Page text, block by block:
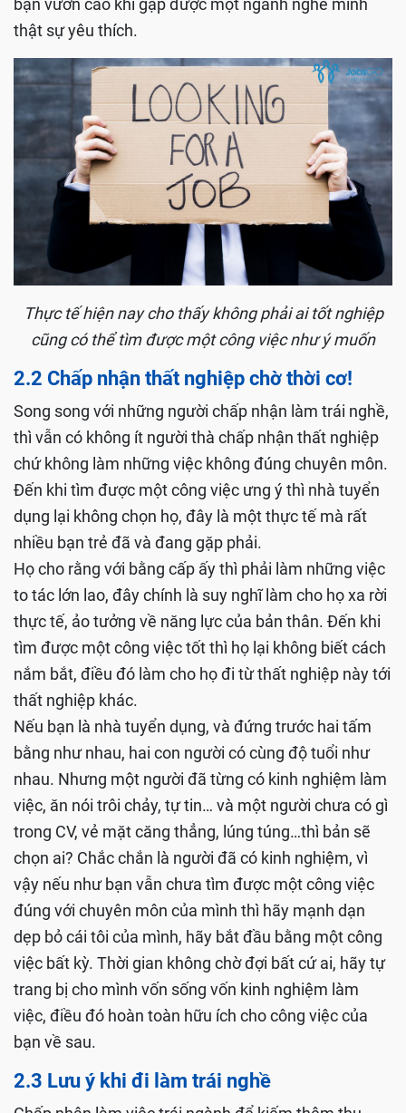
bạn vươn cao khi gặp được một ngành nghề mình
thật sự yêu thích.
Thực tế hiện nay cho thấy không phải ai tốt nghiệp
cũng có thể tìm được một công việc như ý muốn
2.2 Chấp nhận thất nghiệp chờ thời cơ!
Song song với những người chấp nhận làm trái nghề,
thì vẫn có không ít người thà chấp nhận thất nghiệp
chứ không làm những việc không đúng chuyên môn.
Đến khi tìm được một công việc ưng ý thì nhà tuyển
dụng lại không chọn họ, đây là một thực tế mà rất
nhiều bạn trẻ đã và đang gặp phải.
Họ cho rằng với bằng cấp ấy thì phải làm những việc
to tác lớn lao, đây chính là suy nghĩ làm cho họ xa rời
thực tế, ảo tưởng về năng lực của bản thân. Đến khi
tìm được một công việc tốt thì họ lại không biết cách
nắm bắt, điều đó làm cho họ đi từ thất nghiệp này tới
thất nghiệp khác.
Nếu bạn là nhà tuyển dụng, và đứng trước hai tấm
bằng như nhau, hai con người có cùng độ tuổi như
nhau. Nhưng một người đã từng có kinh nghiệm làm
việc, ăn nói trôi chảy, tự tin… và một người chưa có gì
trong CV, vẻ mặt căng thẳng, lúng túng…thì bản sẽ
chọn ai? Chắc chắn là người đã có kinh nghiệm, vì
vậy nếu như bạn vẫn chưa tìm được một công việc
đúng với chuyên môn của mình thì hãy mạnh dạn
dẹp bỏ cái tôi của mình, hãy bắt đầu bằng một công
việc bất kỳ. Thời gian không chờ đợi bất cứ ai, hãy tự
trang bị cho mình vốn sống vốn kinh nghiệm làm
việc, điều đó hoàn toàn hữu ích cho công việc của
bạn về sau.
2.3 Lưu ý khi đi làm trái nghề